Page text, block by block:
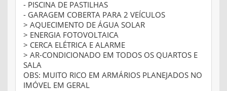
- PISCINA DE PASTILHAS
- GARAGEM COBERTA PARA 2 VEÍCULOS
> AQUECIMENTO DE ÁGUA SOLAR
> ENERGIA FOTOVOLTAICA
> CERCA ELÉTRICA E ALARME
> AR-CONDICIONADO EM TODOS OS QUARTOS E
SALA
OBS: MUITO RICO EM ARMÁRIOS PLANEJADOS NO
IMÓVEL EM GERAL